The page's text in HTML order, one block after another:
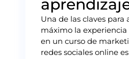
Una de las claves para
máximo la
en un curso de
redes sociales online